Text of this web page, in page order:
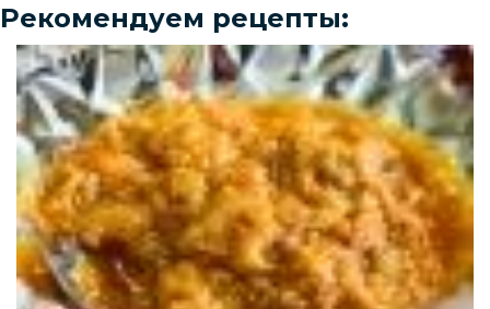
Рекомендуем рецепты: